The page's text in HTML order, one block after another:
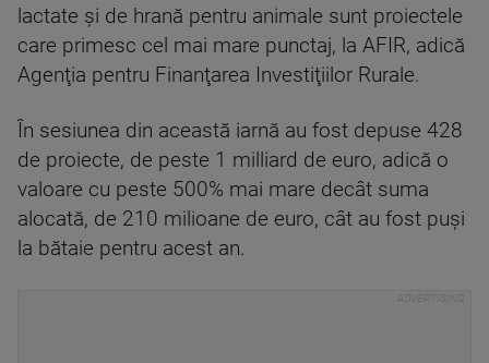
lactate şi de hrană pentru animale sunt proiectele
care primesc cel mai mare punctaj, la AFIR, adică
Agenţia pentru Finanţarea Investiţiilor Rurale.
În sesiunea din această iarnă au fost depuse 428
de proiecte, de peste 1 milliard de euro, adică o
valoare cu peste 500% mai mare decât suma
alocată, de 210 milioane de euro, cât au fost puși
la bătaie pentru acest an.